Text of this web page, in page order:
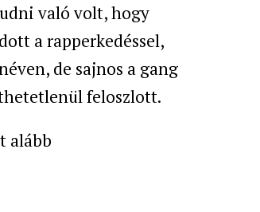
való volt, hogy
a rapperkedéssel,
de sajnos a gang
feloszlott.
alább